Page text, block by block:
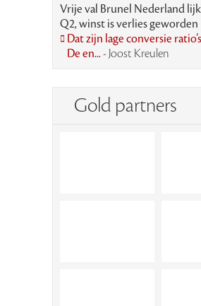
Vrije val Brunel Nederland
Q2, winst is verlies geworden
Dat zijn lage conversie
De en...- Joost Kreulen
Gold partners